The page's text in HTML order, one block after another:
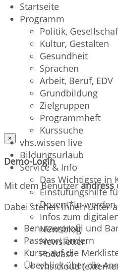
Startseite
Programm
Politik,
Kultur, Gestalten
Gesundheit
Sprachen
Arbeit, Beruf, EDV
Grundbildung
Zielgruppen
Programmheft
Kurssuche
vhs.wissen live
Bildungsurlaub
Service & Info
Das Wichtigste in
Einstufungshilfe
Dozent*in werden
Infos zum
Newsblog
Newsletter
Podcast
vhs.cloud
×
Demo-Login
Mit dem Benutzerandress
Dabei stehen Ihnen unter
Benutzerprofil und
Passwort ändern
Kurse auf die
Überblick über die